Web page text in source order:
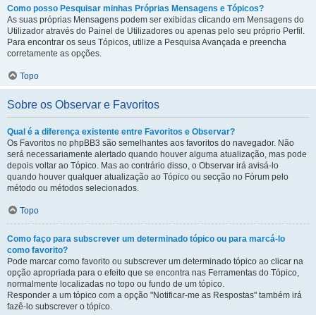
Como posso Pesquisar minhas Próprias Mensagens e Tópicos?
As suas próprias Mensagens podem ser exibidas clicando em Mensagens do
Utilizador através do Painel de Utilizadores ou apenas pelo seu próprio Perfil.
Para encontrar os seus Tópicos, utilize a Pesquisa Avançada e preencha
corretamente as opções.
Topo
Sobre os Observar e Favoritos
Qual é a diferença existente entre Favoritos e Observar?
Os Favoritos no phpBB3 são semelhantes aos favoritos do navegador. Não
será necessariamente alertado quando houver alguma atualização, mas pode
depois voltar ao Tópico. Mas ao contrário disso, o Observar irá avisá-lo
quando houver qualquer atualização ao Tópico ou secção no Fórum pelo
método ou métodos selecionados.
Topo
Como faço para subscrever um determinado tópico ou para marcá-lo
como favorito?
Pode marcar como favorito ou subscrever um determinado tópico ao clicar na
opção apropriada para o efeito que se encontra nas Ferramentas do Tópico,
normalmente localizadas no topo ou fundo de um tópico.
Responder a um tópico com a opção "Notificar-me as Respostas" também irá
fazê-lo subscrever o tópico.